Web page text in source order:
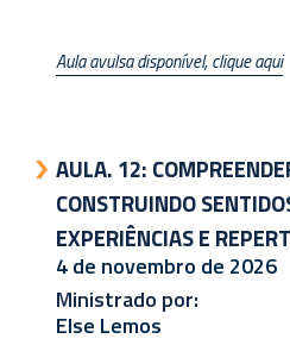
Aula avulsa disponível, clique aqui
AULA. 12:
CONSTRUINDO
EXPERIÊNCIAS E
4 de novembro de 2026
Ministrado por:
Else Lemos